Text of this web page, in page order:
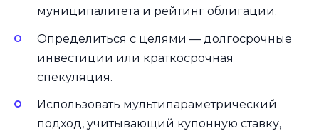
муниципалитета и рейтинг облигации.
Определиться с целями — долгосрочные
инвестиции или краткосрочная
спекуляция.
Использовать мультипараметрический
подход, учитывающий купонную ставку,